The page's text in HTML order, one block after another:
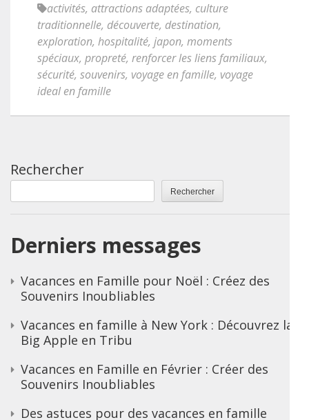
activités, attractions adaptées, culture
traditionnelle, découverte, destination,
exploration, hospitalité, japon, moments
spéciaux, propreté, renforcer les liens familiaux,
sécurité, souvenirs, voyage en famille, voyage
ideal en famille
Rechercher
Rechercher
Derniers messages
Vacances en Famille pour Noël : Créez des
Souvenirs Inoubliables
Vacances en famille à New York : Découvrez la
Big Apple en Tribu
Vacances en Famille en Février : Créer des
Souvenirs Inoubliables
Des astuces pour des vacances en famille